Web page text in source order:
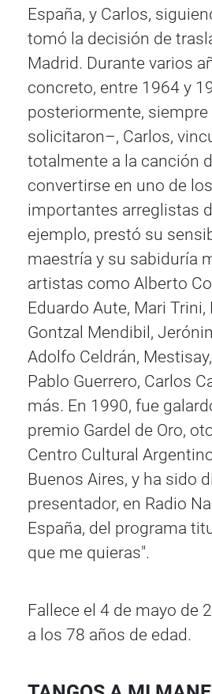
España, y Carlos,
tomó la decisión de
Madrid. Durante varios
concreto, entre 1964 y
posteriormente, siempre
solicitaron–, Carlos,
totalmente a la canción
convertirse en uno de
importantes arreglistas
ejemplo, prestó su
maestría y su sabiduría
artistas como Alberto
Eduardo Aute, Mari Trini,
Gontzal Mendibil,
Adolfo Celdrán,
Pablo Guerrero, Carlos
más. En 1990, fue
premio Gardel de Oro,
Centro Cultural
Buenos Aires, y ha sido
presentador, en Radio
España, del programa
que me quieras".
Fallece el 4 de mayo de
a los 78 años de edad.